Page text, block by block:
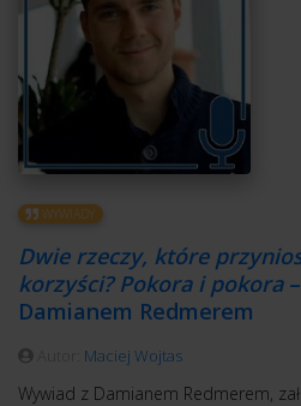
WYWIADY
Dwie rzeczy, które
korzyści? Pokora i pokora
Damianem Redmerem
Maciej Wojtas
Wywiad z Damianem Redmerem,